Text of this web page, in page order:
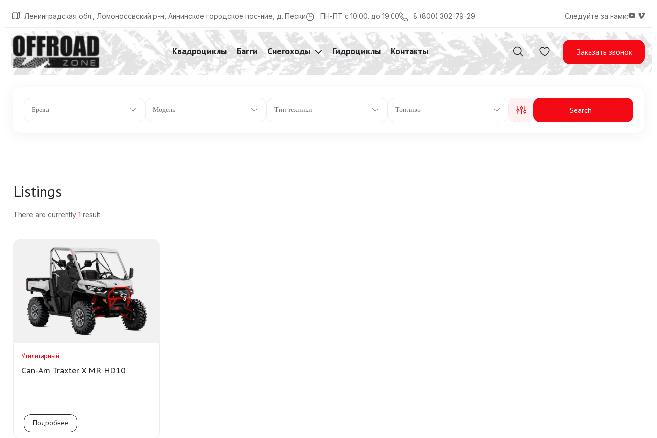
Ленинградская обл., Ломоносовский р-н, Аннинское городское пос-ние, д. Пески ПН-ПТ с 10:00. до 19:00 8 (800) 302-79-29 Следуйте за нами:
Квадроциклы Багги Снегоходы Гидроциклы Контакты Заказать звонок
Главная Listings Задняя подвеска: TTA с изогнутыми рычагами и внешним стабилизатором поперечной устойчивости.
Бренд Модель Тип техники Топливо Search
Listings
There are currently 1 result
Утилитарный
Can-Am Traxter X MR HD10
Подробнее